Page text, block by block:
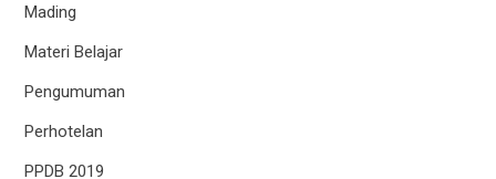
Mading
Materi Belajar
Pengumuman
Perhotelan
PPDB 2019